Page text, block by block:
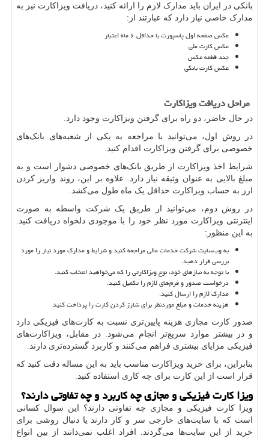
بانکی در ایران باید مدارک لازم را ارائه کنید، دریافت ویزاکارت نیز به
مدارک خاصی نیاز دارد که عبارتند از:
عکس صفحه اول پاسپورت با حداقل ۶ ماه اعتبار
عکس کارت ملی
چند قطعه عکس
عکس کارت بانکی
مراحل دریافت ویزاکارت
در حال حاضر، دو راه برای گرفتن ویزاکارت وجود دارد.
در روش اول، می‌توانید با مراجعه به یکی از شعبه‌های بانک‌های
خصوصی برای گرفتن ویزاکارت اقدام کنید.
شرایط اخذ ویزاکارت از طریق بانک‌های خصوصی دشوار است و به
مبلغ بالایی به عنوان وثیقه نیاز دارد. علاوه بر این، روند واریز کردن
ارز به حساب ویزاکارت حداقل یک ماه طول می‌کشد.
در روش دوم، می‌توانید از طریق یک شرکت واسطه به صورت
اینترنتی ویزاکارت مورد نظر خود را با موجودی دلخواه دریافت کنید.
به این منظور:
به وب‌سایت شرکت خدمات مالی مراجعه کنید و شرایط و مدارک مورد نیاز را مورد
بررسی قرار دهید.
با توجه به نیازهای خود، نوع ویزاکارتی را که می‌خواهید انتخاب کنید.
درخواست صدور و فرم‌های لازم را تکمیل کنید.
مدارک لازم را ارسال کنید.
هزینه خدمات و مبلغ موردنظر برای شارژ کردن کارت را پرداخت کنید.
صدور کارت‌ مجازی هزینه پایین‌تری نسبت به کارت‌های فیزیکی دارد
و در بیشتر موارد سریع‌تر انجام می‌شود. در مقابل، ویزاکارت‌های
فیزیکی مزایای بیشتری فراهم می‌کنند و کاربرد گسترده‌تری دارند.
بنابراین، برای خرید ویزاکارت مناسب باید به این مساله دقت کنید که
قرار است از این کارت برای چه کاری استفاده کنید.
ویزا کارت فیزیکی و مجازی چه کاربرد و چه تفاوتی دارند؟
ویزا کارت فیزیکی و مجازی چه تفاوتی دارند؟ این سوال کسانی
است که با سایت‌های خارجی سر و کار دارند یا دنبال روشی برای
خرید از این سایت‌ها می‌گردند. افراد اغلب نمی‌دانند از بین انواع